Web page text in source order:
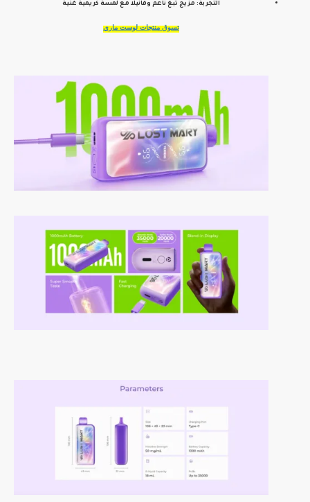
التجربة: مزيج تبغ ناعم وفانيلا مع لمسة كريمية غنية
تسوق منتجات لوست ماري